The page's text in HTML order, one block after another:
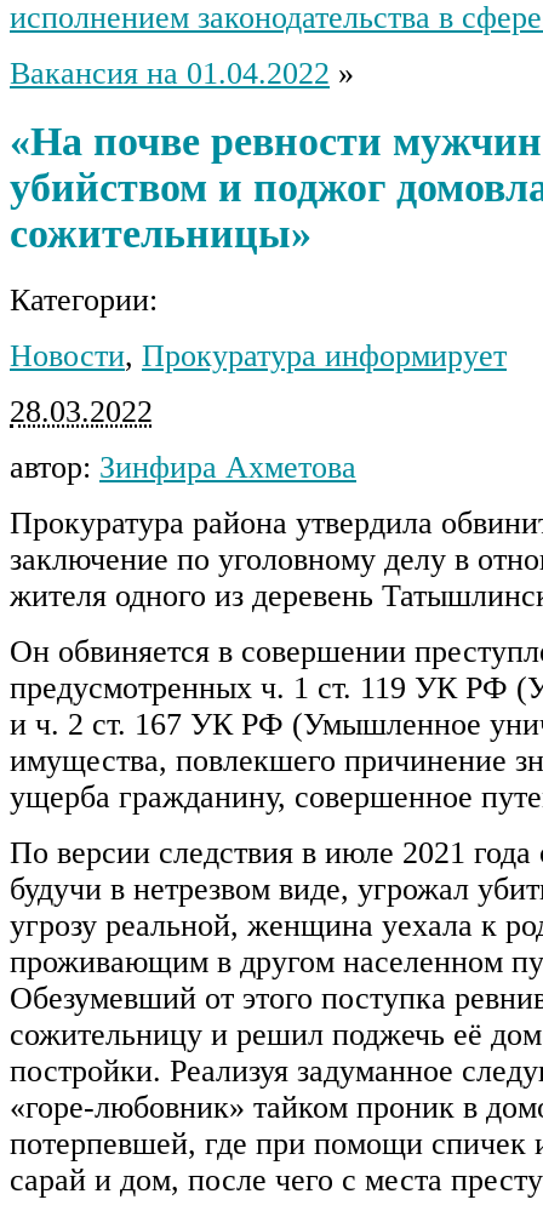
исполнением законодательства в
Вакансия на 01.04.2022 »
«На почве ревности
убийством и поджог
сожительницы»
Категории:
Новости, Прокуратура информирует
28.03.2022
автор: Зинфира Ахметова
Прокуратура района утвердила
заключение по уголовному делу в
жителя одного из деревень
Он обвиняется в совершении
предусмотренных ч. 1 ст. 119 УК РФ
и ч. 2 ст. 167 УК РФ (Умышленное
имущества, повлекшего причинение
ущерба гражданину, совершенное
По версии следствия в июле 2021
будучи в нетрезвом виде, угрожал
угрозу реальной, женщина уехала к
проживающим в другом населенном
Обезумевший от этого поступка
сожительницу и решил поджечь её
постройки. Реализуя задуманное
«горе-любовник» тайком проник в
потерпевшей, где при помощи спичек
сарай и дом, после чего с места